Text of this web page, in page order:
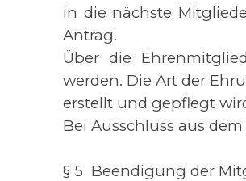
in die nächste
Antrag.
Über die
werden. Die Art der
erstellt und gepflegt
Bei Ausschluss aus
§ 5 Beendigung der